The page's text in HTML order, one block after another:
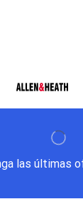
las últimas